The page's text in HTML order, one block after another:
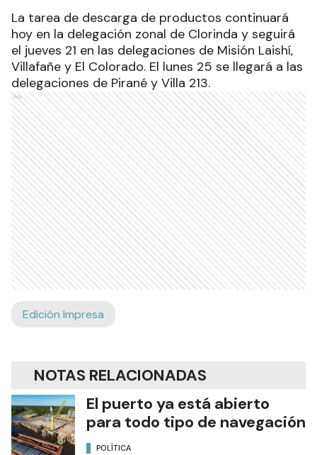
La tarea de descarga de productos continuará
hoy en la delegación zonal de Clorinda y seguirá
el jueves 21 en las delegaciones de Misión Laishí,
Villafañe y El Colorado. El lunes 25 se llegará a las
delegaciones de Pirané y Villa 213.
Ads
Edición Impresa
NOTAS RELACIONADAS
El puerto ya está abierto
para todo tipo de navegación
POLÍTICA